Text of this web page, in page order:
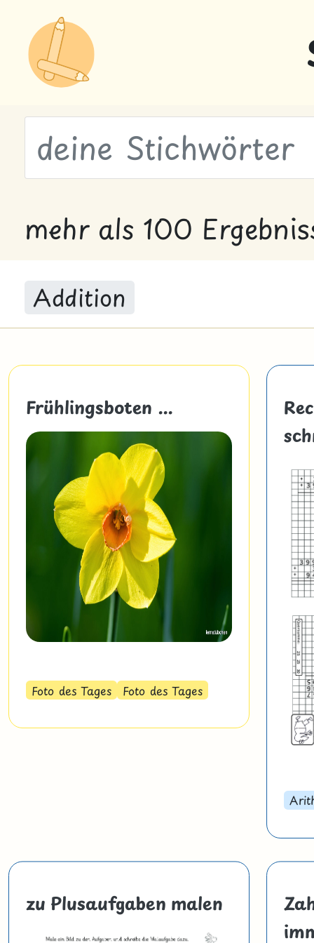
mehr als 100
Addition
Frühlingsboten ...
Foto des Tages Foto des Tages
zu Plusaufgaben malen
wähle Labels